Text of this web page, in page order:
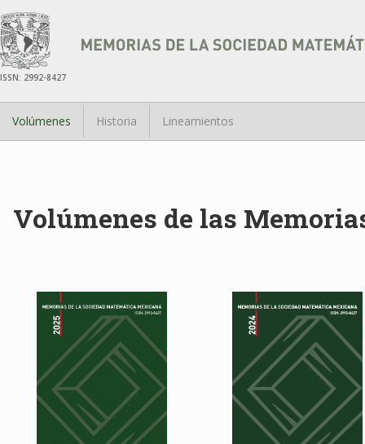
ISSN: 2992-8427
Volúmenes Historia Lineamientos
Volúmenes de las